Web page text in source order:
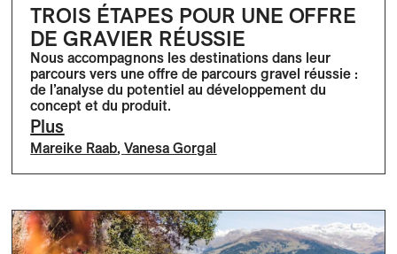
TROIS ÉTAPES POUR UNE OFFRE
DE GRAVIER RÉUSSIE
Nous accompagnons les destinations dans leur
parcours vers une offre de parcours gravel réussie :
de l’analyse du potentiel au développement du
concept et du produit.
Plus
Mareike Raab,Vanesa Gorgal